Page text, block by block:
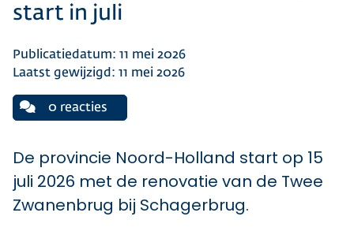
start in juli
Publicatiedatum: 11 mei 2026
Laatst gewijzigd: 11 mei 2026
0 reacties
De provincie Noord-Holland start op 15
juli 2026 met de renovatie van de Twee
Zwanenbrug bij Schagerbrug.